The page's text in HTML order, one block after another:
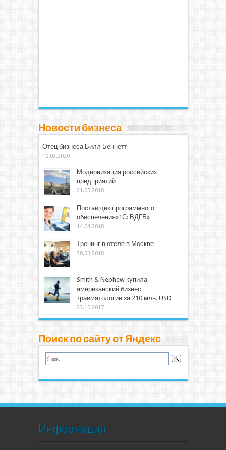
Новости бизнеса
Отец бизнеса Билл Беннетт
10.03.2020
Модернизация российских
предприятий
21.05.2018
Поставщик программного
обеспечения»1С: ВДГБ»
14.04.2018
Тренинг в отеле в Москве
30.03.2018
Smith & Nephew купила
американский бизнес
травматологии за 210 млн. USD
23.10.2017
Поиск по сайту от Яндекс
Информация